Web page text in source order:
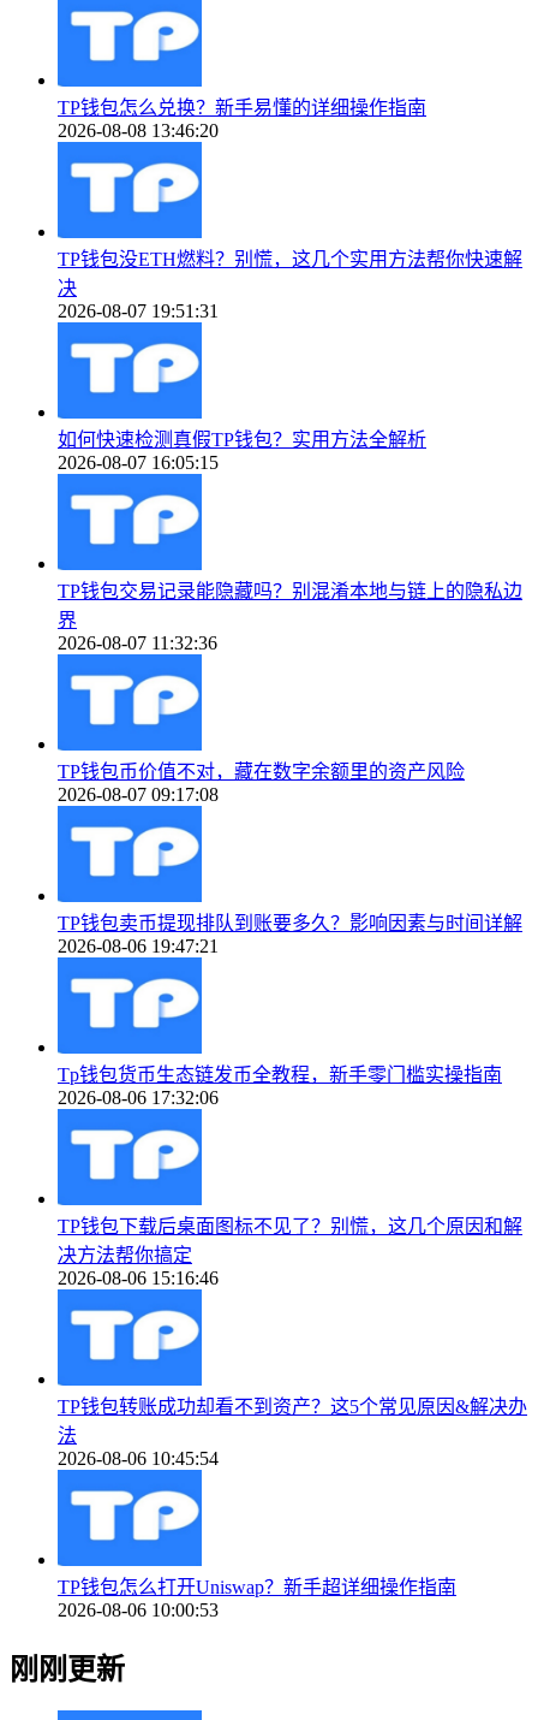
TP钱包怎么兑换？新手易懂的详细操作指南
2026-08-08 13:46:20
TP钱包没ETH燃料？别慌，这几个实用方法帮你快速解
决
2026-08-07 19:51:31
如何快速检测真假TP钱包？实用方法全解析
2026-08-07 16:05:15
TP钱包交易记录能隐藏吗？别混淆本地与链上的隐私边
界
2026-08-07 11:32:36
TP钱包币价值不对，藏在数字余额里的资产风险
2026-08-07 09:17:08
TP钱包卖币提现排队到账要多久？影响因素与时间详解
2026-08-06 19:47:21
Tp钱包货币生态链发币全教程，新手零门槛实操指南
2026-08-06 17:32:06
TP钱包下载后桌面图标不见了？别慌，这几个原因和解
决方法帮你搞定
2026-08-06 15:16:46
TP钱包转账成功却看不到资产？这5个常见原因&解决办
法
2026-08-06 10:45:54
TP钱包怎么打开Uniswap？新手超详细操作指南
2026-08-06 10:00:53
刚刚更新